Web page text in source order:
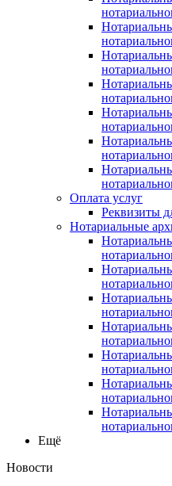
Оплата услуг
Реквизиты
Нотариальные
Ещё
Новости